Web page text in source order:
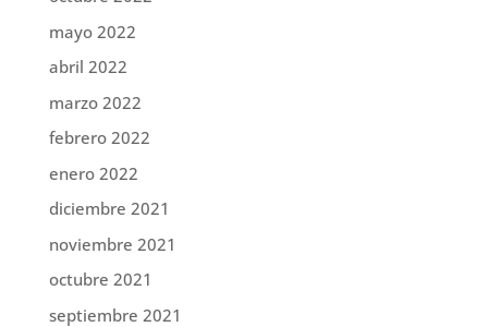
mayo 2022
abril 2022
marzo 2022
febrero 2022
enero 2022
diciembre 2021
noviembre 2021
octubre 2021
septiembre 2021